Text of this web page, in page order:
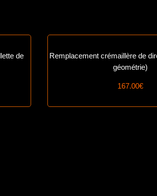
de
Remplacement crémaillère de
géométrie)
167.00€